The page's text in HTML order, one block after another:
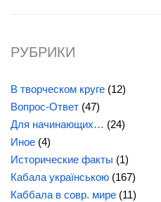
РУБРИКИ
В творческом круге (12)
Вопрос-Ответ (47)
Для начинающих… (24)
Иное (4)
Исторические факты (1)
Кабала українською (167)
Каббала в совр. мире (11)